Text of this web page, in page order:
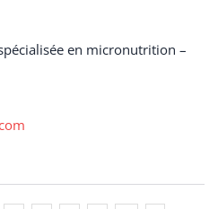
en micronutrition –